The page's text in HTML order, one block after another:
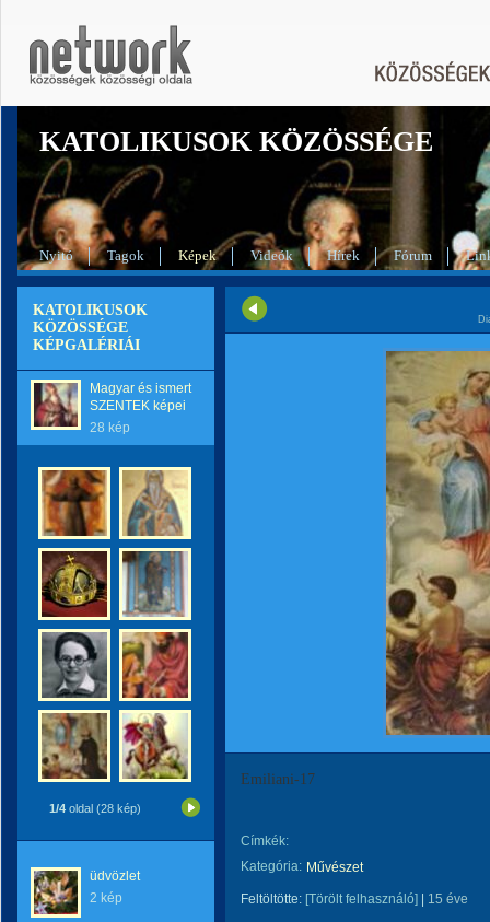
KATOLIKUSOK KÖZÖSSÉGE
Nyitó Tagok Képek Videók Hírek Fórum
KATOLIKUSOK
KÖZÖSSÉGE
KÉPGALÉRIÁI
Magyar és ismert
SZENTEK képei
28 kép
1/4 oldal (28 kép)
üdvözlet
2 kép
Emiliani-17
Címkék:
Kategória: Művészet
Feltöltötte: [Törölt felhasználó] 15 éve